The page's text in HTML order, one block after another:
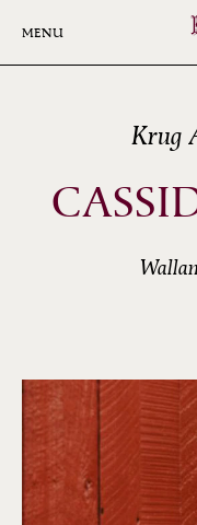
MENU
Krug